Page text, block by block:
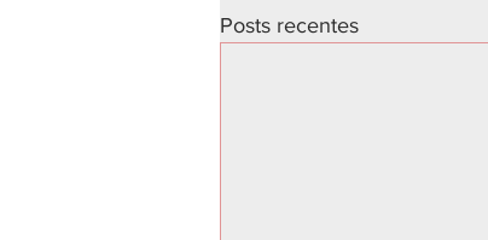
Posts recentes